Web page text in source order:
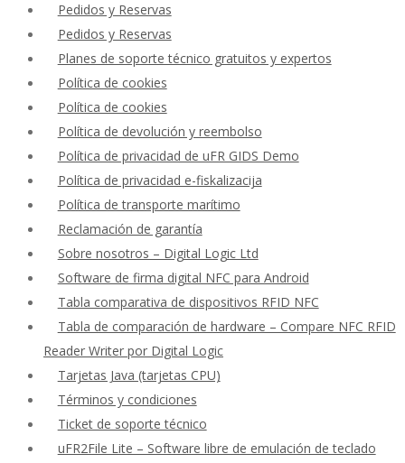
Pedidos y Reservas
Pedidos y Reservas
Planes de soporte técnico gratuitos y expertos
Política de cookies
Política de cookies
Política de devolución y reembolso
Política de privacidad de uFR GIDS Demo
Política de privacidad e-fiskalizacija
Política de transporte marítimo
Reclamación de garantía
Sobre nosotros – Digital Logic Ltd
Software de firma digital NFC para Android
Tabla comparativa de dispositivos RFID NFC
Tabla de comparación de hardware – Compare NFC RFID
Reader Writer por Digital Logic
Tarjetas Java (tarjetas CPU)
Términos y condiciones
Ticket de soporte técnico
uFR2File Lite – Software libre de emulación de teclado